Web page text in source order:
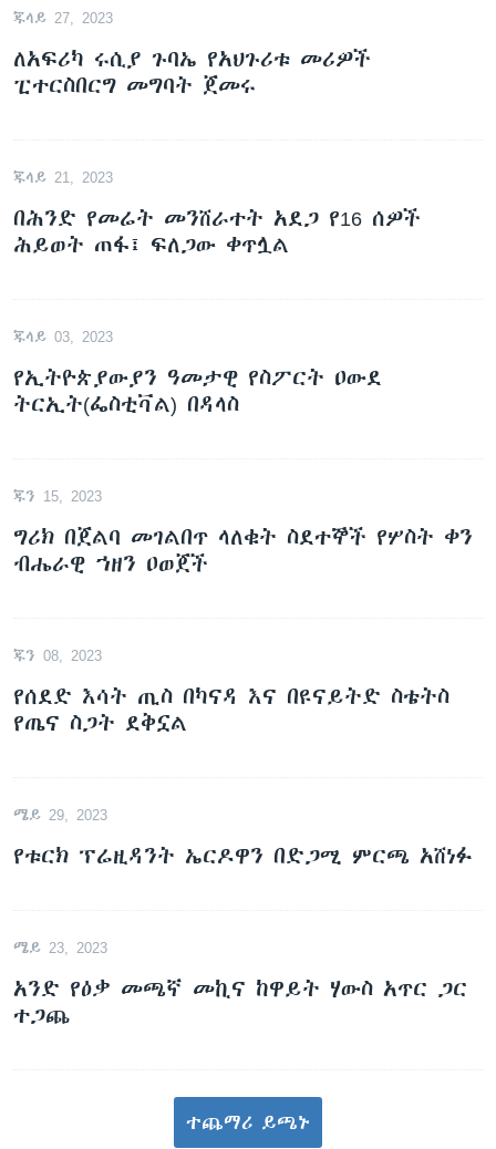
ጁላይ 27, 2023
ለአፍሪካ ሩሲያ ጉባኤ የአህጉሪቱ መሪዎች
ፒተርስበርግ መግባት ጀመሩ
ጁላይ 21, 2023
በሕንድ የመሬት መንሸራተት አደጋ የ16 ሰዎች
ሕይወት ጠፋ፤ ፍለጋው ቀጥሏል
ጁላይ 03, 2023
የኢትዮጵያውያን ዓመታዊ የስፖርት ዐውደ
ትርኢት(ፌስቲቫል) በዳላስ
ጁን 15, 2023
ግሪክ በጀልባ መገልበጥ ላለቁት ስደተኞች የሦስት ቀን
ብሔራዊ ኀዘን ዐወጀች
ጁን 08, 2023
የሰደድ እሳት ጢስ በካናዳ እና በዩናይትድ ስቴትስ
የጤና ስጋት ደቅኗል
ሜይ 29, 2023
የቱርክ ፕሬዚዳንት ኤርዶዋን በድጋሚ ምርጫ አሸነፉ
ሜይ 23, 2023
አንድ የዕቃ መጫኛ መኪና ከዋይት ሃውስ አጥር ጋር
ተጋጨ
ተጨማሪ ይጫኑ